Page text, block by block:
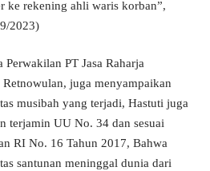
ke rekening ahli waris korban”,
2023)
PT Jasa Raharja
juga menyampaikan
musibah yang terjadi, Hastuti juga
terjamin UU No. 34 dan sesuai
RI No. 16 Tahun 2017, Bahwa
santunan meninggal dunia dari